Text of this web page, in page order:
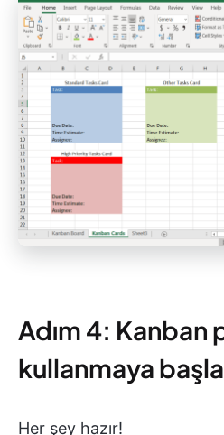
Adım 4: Kanban
kullanmaya
Her şey hazır!